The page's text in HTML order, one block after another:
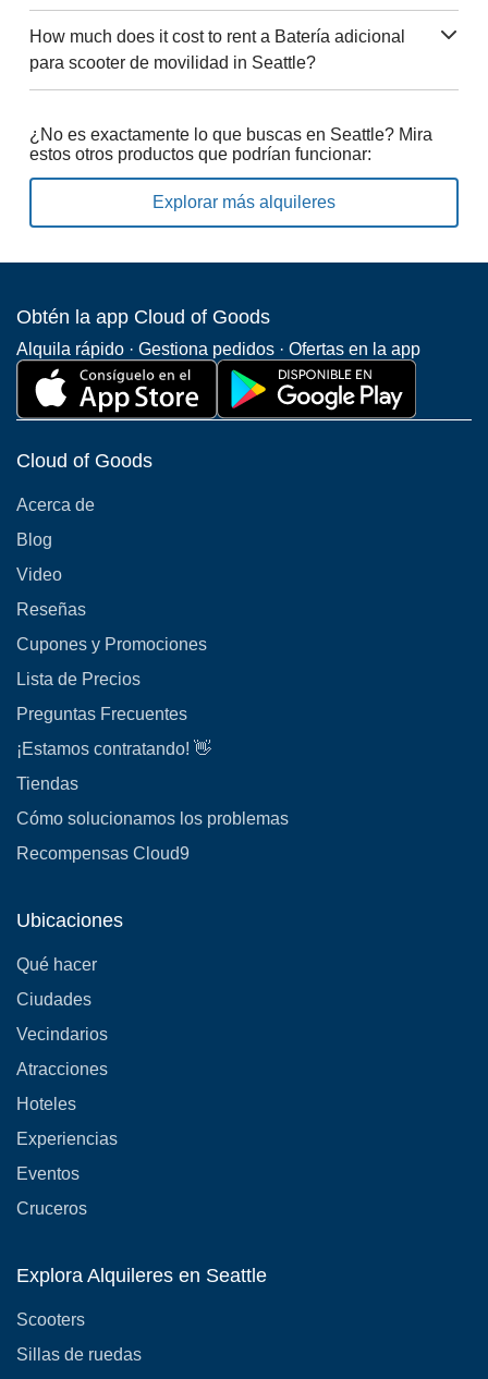
How much does it cost to rent a Batería adicional
para scooter de movilidad in Seattle?
¿No es exactamente lo que buscas en Seattle? Mira
estos otros productos que podrían funcionar:
Explorar más alquileres
Obtén la app Cloud of Goods
Alquila rápido · Gestiona pedidos · Ofertas en la app
Cloud of Goods
Acerca de
Blog
Video
Reseñas
Cupones y Promociones
Lista de Precios
Preguntas Frecuentes
¡Estamos contratando! 👋
Tiendas
Cómo solucionamos los problemas
Recompensas Cloud9
Ubicaciones
Qué hacer
Ciudades
Vecindarios
Atracciones
Hoteles
Experiencias
Eventos
Cruceros
Explora Alquileres en Seattle
Scooters
Sillas de ruedas